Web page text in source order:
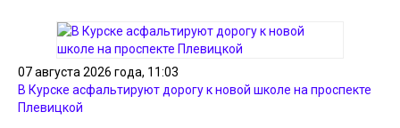
07 августа 2026 года, 11:03
В Курске асфальтируют дорогу к новой школе на проспекте
Плевицкой